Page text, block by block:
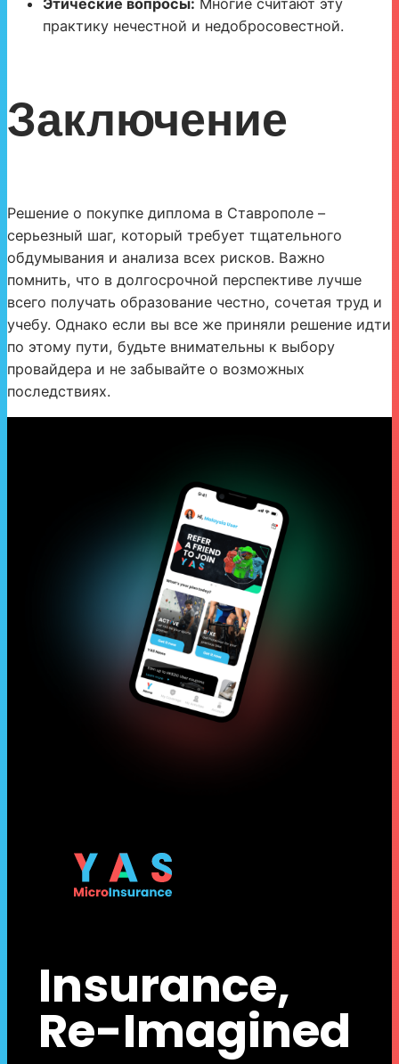
практику нечестной и недобросовестной.
Заключение
Решение о покупке диплома в Ставрополе –
серьезный шаг, который требует тщательного
обдумывания и анализа всех рисков. Важно
помнить, что в долгосрочной перспективе лучше
всего получать образование честно, сочетая труд и
учебу. Однако если вы все же приняли решение идти
по этому пути, будьте внимательны к выбору
провайдера и не забывайте о возможных
последствиях.
Insurance,
Re-Imagined